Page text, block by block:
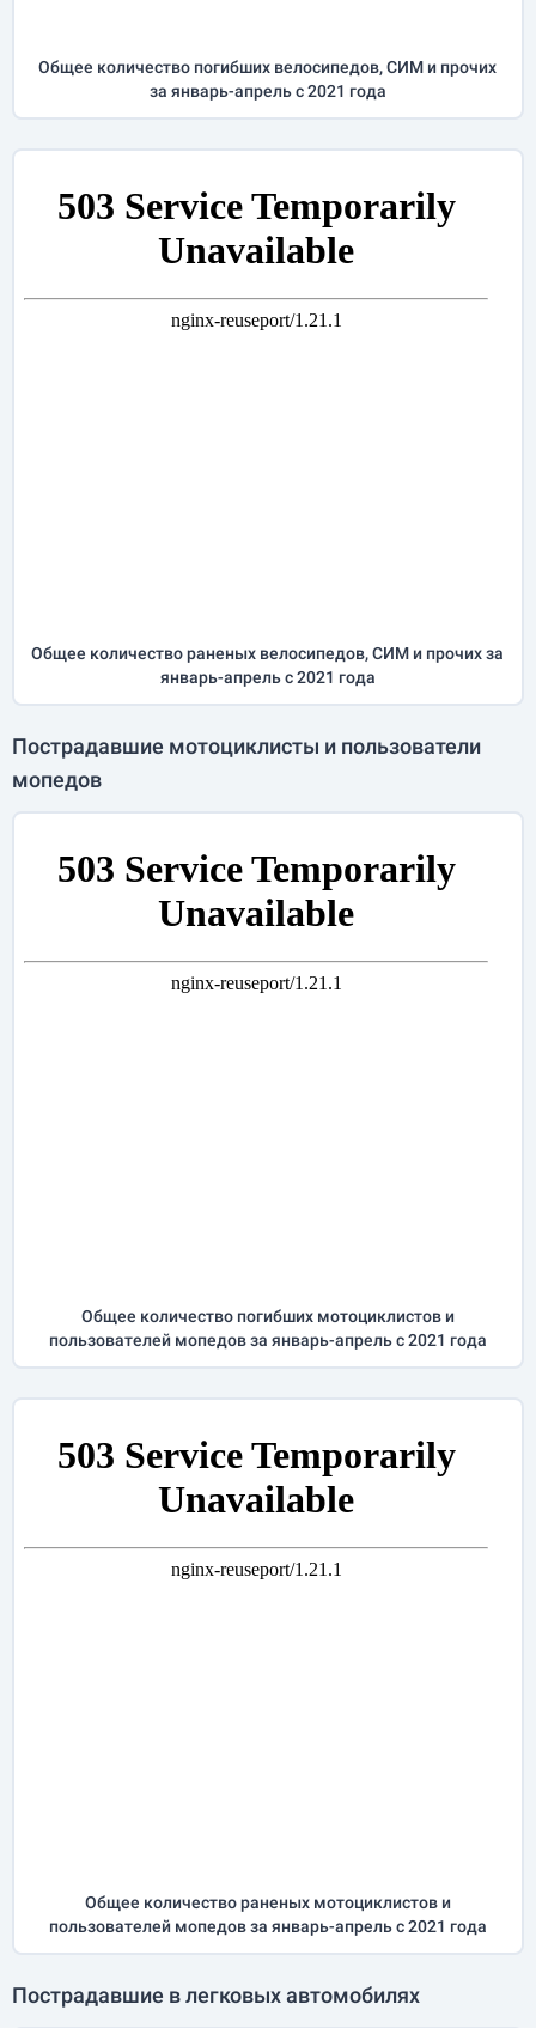
Общее количество погибших велосипедов, СИМ и прочих
за январь-апрельс 2021 года
Общее количество раненых велосипедов, СИМ и прочих за
январь-апрельс 2021 года
Пострадавшие мотоциклисты и пользователи
мопедов
Общее количество погибших мотоциклистов и
пользователей мопедов за январь-апрельс 2021 года
Общее количество раненых мотоциклистов и
пользователей мопедов за январь-апрельс 2021 года
Пострадавшие в легковых автомобилях